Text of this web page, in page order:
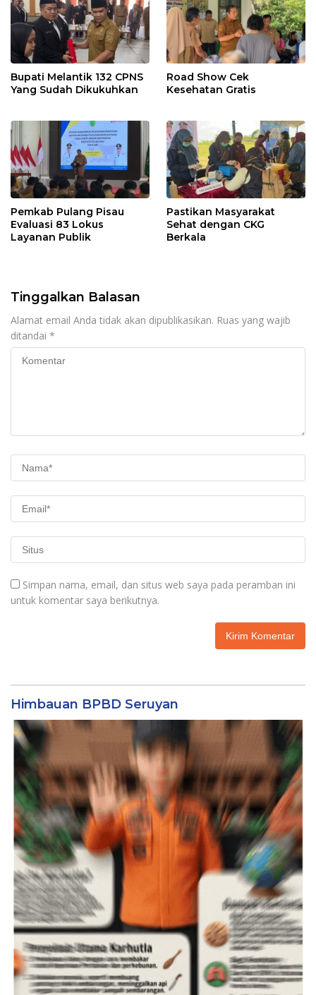
Bupati Melantik 132 CPNS
Yang Sudah Dikukuhkan
Road Show Cek
Kesehatan Gratis
Pemkab Pulang Pisau
Evaluasi 83 Lokus
Layanan Publik
Pastikan Masyarakat
Sehat dengan CKG
Berkala
Tinggalkan Balasan
Alamat email Anda tidak akan dipublikasikan. Ruas yang wajib
ditandai *
Simpan nama, email, dan situs web saya pada peramban ini
untuk komentar saya berikutnya.
Himbauan BPBD Seruyan